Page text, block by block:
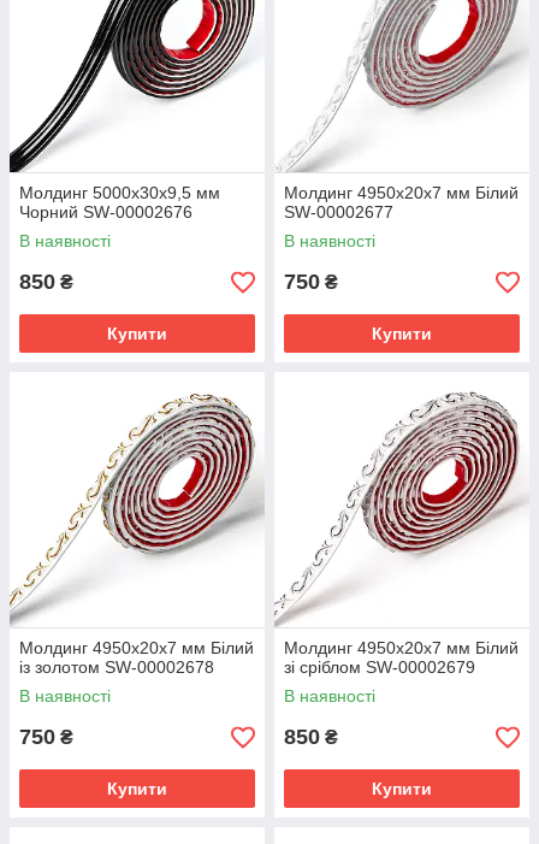
Молдинг 5000х30х9,5 мм
Чорний SW-00002676
В наявності
850 ₴
Купити
Молдинг 4950х20х7 мм Білий
SW-00002677
В наявності
750 ₴
Купити
Молдинг 4950х20х7 мм Білий
із золотом SW-00002678
В наявності
750 ₴
Купити
Молдинг 4950х20х7 мм Білий
зі сріблом SW-00002679
В наявності
850 ₴
Купити